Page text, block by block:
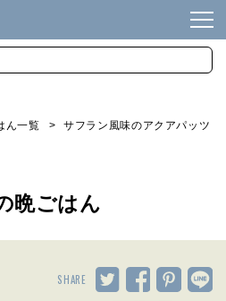
ん一覧
サフラン風味のアクアパッツ
晩ごはん
SHARE